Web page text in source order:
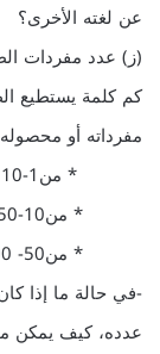
عن لغته الأخرى؟
(ز) عدد مفردات
كم كلمة يستطيع
مفرداته أو
* من1-10 * من100- 300
* من10-50 * من300-500
* من50- 100 * 500 فما فوق.
-في حالة ما إذا
عدده، كيف يمكن